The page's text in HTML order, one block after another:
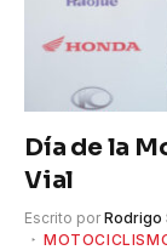
Día de la
Vial
Escrito por Rodrigo